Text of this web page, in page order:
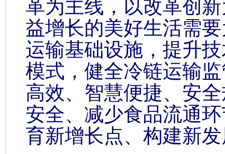
革为主线，以改革创
益增长的美好生活需
运输基础设施，提升
模式，健全冷链运输
高效、智慧便捷、安
安全、减少食品流通
育新增长点、构建新